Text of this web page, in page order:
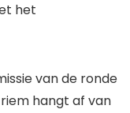
het
van de ronde
hangt af van